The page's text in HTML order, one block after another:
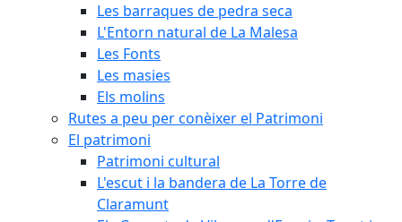
Les barraques de pedra seca
L'Entorn natural de La Malesa
Les Fonts
Les masies
Els molins
Rutes a peu per conèixer el Patrimoni
El patrimoni
Patrimoni cultural
L'escut i la bandera de La Torre de
Claramunt